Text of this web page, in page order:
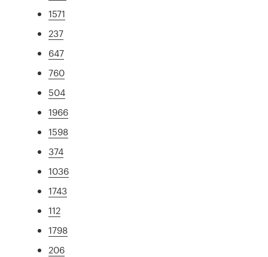
1571
237
647
760
504
1966
1598
374
1036
1743
112
1798
206